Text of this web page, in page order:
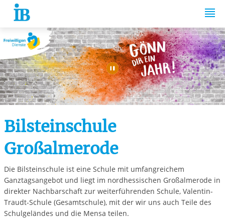
Springe zum Inhalt
Automatische
Bilsteinschule
Großalmerode
Die Bilsteinschule ist eine Schule mit umfangreichem
Ganztagsangebot und liegt im nordhessischen Großalmerode in
direkter Nachbarschaft zur weiterführenden Schule, Valentin-
Traudt-Schule (Gesamtschule), mit der wir uns auch Teile des
Schulgeländes und die Mensa teilen.